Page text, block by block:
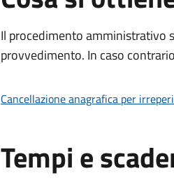
Il procedimento amministrativo
provvedimento. In caso
Cancellazione anagrafica per
Tempi e